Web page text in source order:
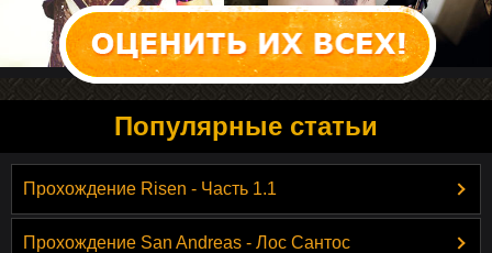
Популярные статьи
Прохождение Risen - Часть 1.1
Прохождение San Andreas - Лос Сантос